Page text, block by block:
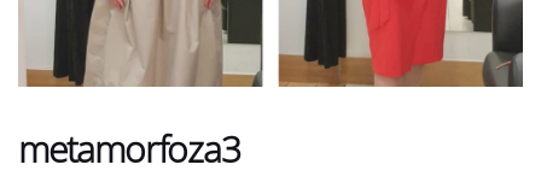
metamorfoza3